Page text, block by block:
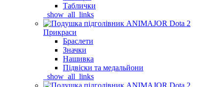
Таблички
_show_all_links
Прикраси
Браслети
Значки
Нашивка
Підвіски та медальйони
_show_all_links